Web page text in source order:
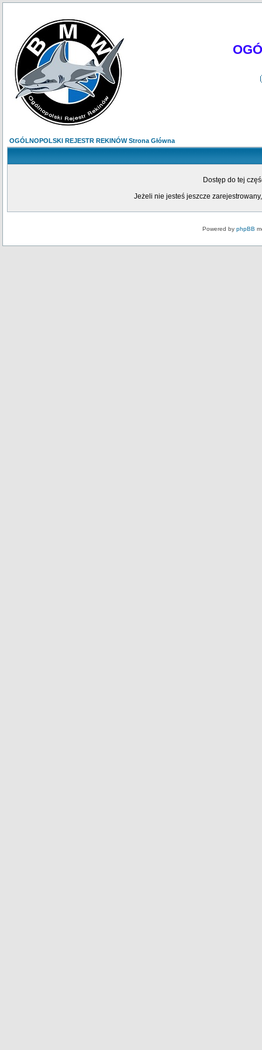
OGÓLNOPOLSKI REJESTR REKINÓW Strona Główna
Dostęp do tej
Jeżeli nie jesteś jeszcze
Powered by phpBB